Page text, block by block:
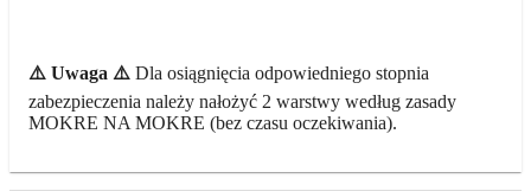
⚠️ Uwaga ⚠️ Dla osiągnięcia odpowiedniego stopnia
zabezpieczenia należy nałożyć 2 warstwy według zasady
MOKRE NA MOKRE (bez czasu oczekiwania).